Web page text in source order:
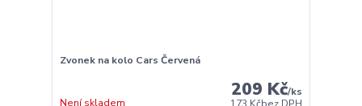
Zvonek na kolo Cars Červená
209 Kč/ks
Není skladem